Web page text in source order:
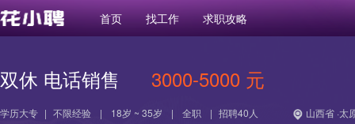
首页 找工作 求职攻略
双休 电话销售 3000-5000 元
学历大专 | 不限经验 | 18岁 ~ 35岁 | 全职 | 招聘40人 山西省 ·太